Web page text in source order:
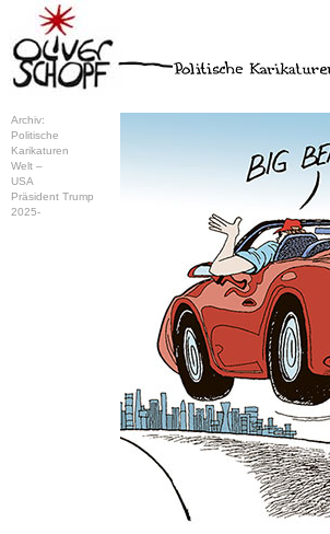
Archiv:
Politische
Karikaturen
Welt –
USA
Präsident Trump
2025-